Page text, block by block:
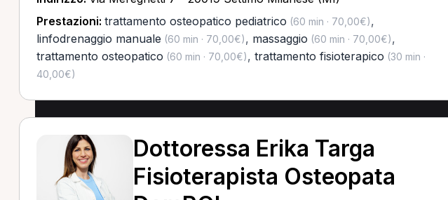
Prestazioni: trattamento osteopatico pediatrico (60 min · 70,00€),
linfodrenaggio manuale (60 min · 70,00€), massaggio (60 min · 70,00€),
trattamento osteopatico (60 min · 70,00€), trattamento fisioterapico (30 min ·
40,00€)
Dottoressa Erika Targa
Fisioterapista Osteopata